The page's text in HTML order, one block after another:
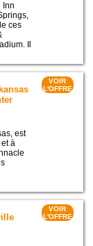
Inn
ces
Il
est
à
VOIR
L'OFFRE
VOIR
L'OFFRE